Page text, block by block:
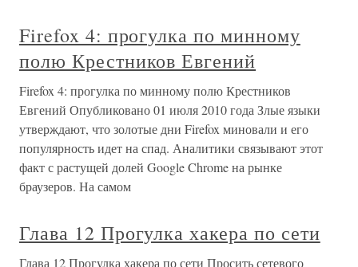
Firefox 4: прогулка по минному
полю Крестников Евгений
Firefox 4: прогулка по минному полю Крестников
Евгений Опубликовано 01 июля 2010 года Злые языки
утверждают, что золотые дни Firefox миновали и его
популярность идет на спад. Аналитики связывают этот
факт с растущей долей Google Chrome на рынке
браузеров. На самом
Глава 12 Прогулка хакера по сети
Глава 12 Прогулка хакера по сети Просить сетевого